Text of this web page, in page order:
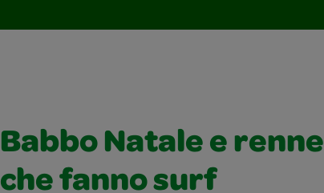
Babbo Natale e renne
che fanno surf